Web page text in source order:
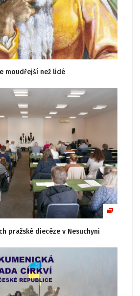
moudřejší než lidé
pražské diecéze v Nesuchyni